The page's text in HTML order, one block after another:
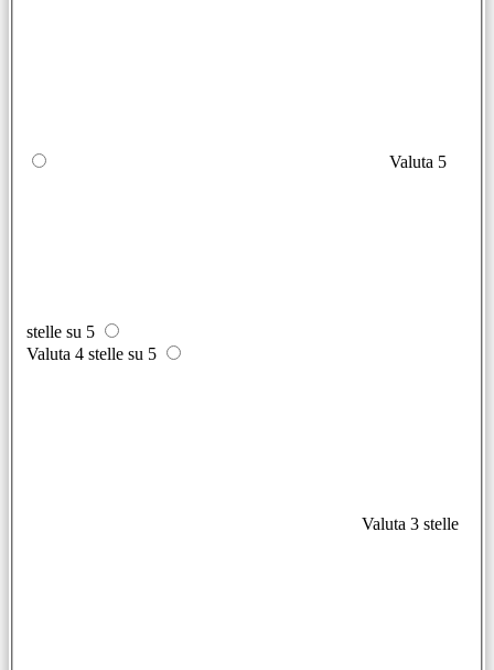
Valuta 5
stelle su 5
Valuta 4 stelle su 5
Valuta 3 stelle